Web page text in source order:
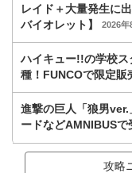
レイド＋大量発生に
バイオレット】
2026年
ハイキュー!!の学校
種！FUNCOで限定販
進撃の巨人「狼男
ードなどAMNIBUSで
攻略